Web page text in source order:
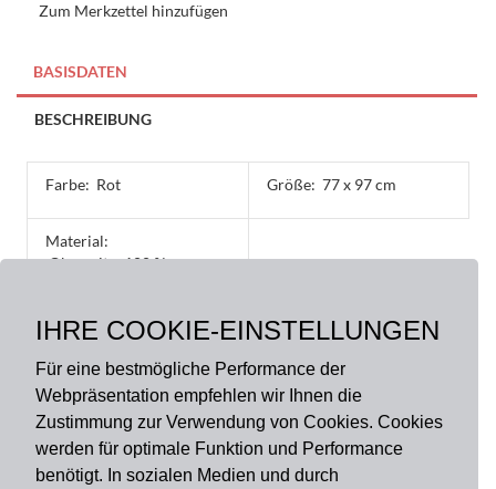
IHRE COOKIE-EINSTELLUNGEN
Für eine bestmögliche Performance der
Webpräsentation empfehlen wir Ihnen die
Zustimmung zur Verwendung von Cookies. Cookies
werden für optimale Funktion und Performance
benötigt. In sozialen Medien und durch
cm
-
günstig
gut
quantity
Zum Merkzettel hinzufügen
BASISDATEN
BESCHREIBUNG
Farbe: Rot Größe: 77 x 97 cm
Material:
Oberseite: 100 %
% PVC, rutschhemmend